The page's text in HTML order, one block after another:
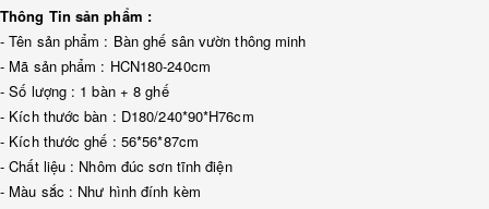
Thông Tin sản phẩm :
- Tên sản phẩm : Bàn ghế sân vườn thông minh
- Mã sản phẩm : HCN180-240cm
- Số lượng : 1 bàn + 8 ghế
- Kích thước bàn : D180/240*90*H76cm
- Kích thước ghế : 56*56*87cm
- Chất liệu : Nhôm đúc sơn tĩnh điện
- Màu sắc : Như hình đính kèm